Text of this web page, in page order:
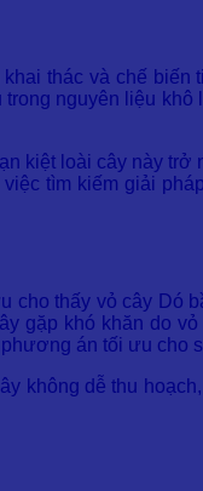
thác và chế biến
nguyên liệu
kiệt loài cây này trở
tìm kiếm giải
thấy vỏ cây Dó
gặp khó khăn do
án tối ưu cho
không dễ thu